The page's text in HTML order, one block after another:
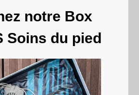
une
en s'intégrant facilement dans les
responsable,
de l'environnement, avec une
à environ 1,9 kg de CO2. Pour
un euro est reversé à laFondation
la régénération des écosystèmes.
notre Box
Soins du pied